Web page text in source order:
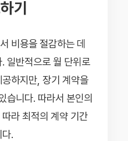
기
비용을 절감하는 데
일반적으로 월 단위로
하지만, 장기 계약을
습니다. 따라서 본인의
라 최적의 계약 기간
.